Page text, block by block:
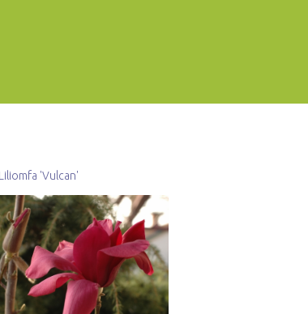
Liliomfa 'Vulcan'